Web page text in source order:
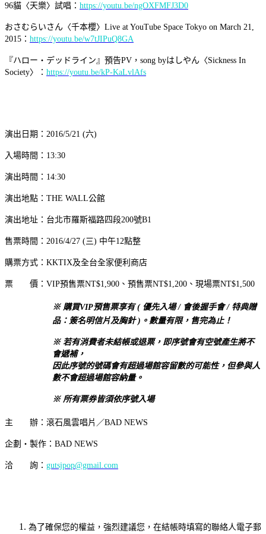
96貓〈天樂〉試唱： https://youtu.be/ngOXFMFJ3D0
おさむらいさん〈千本櫻〉Live at YouTube Space Tokyo on March 21,
2015： https://youtu.be/w7tJIPuQ8GA
『ハロー・デッドライン』預告PV，song byはしやん〈Sickness In
Society〉： https://youtu.be/kP-KaLvlAfs
演出日期：2016/5/21 (六)
入場時間：13:30
演出時間：14:30
演出地點：THE WALL公館
演出地址：台北市羅斯福路四段200號B1
售票時間：2016/4/27 (三) 中午12點整
購票方式：KKTIX及全台全家便利商店
票 價：VIP預售票NT$1,900、 預售票NT$1,200 、現場票NT$1,500
※ 購買VIP預售票享有 ( 優先入場 / 會後握手會 / 特典贈
品：簽名明信片及胸針 )。數量有限，售完為止！
※ 若有消費者未結帳或退票，即序號會有空號產生將不
會遞補，
因此序號的號碼會有超過場館容留數的可能性，但參與人
數不會超過場館容納量。
※ 所有票券皆須依序號入場
主 辦：滾石風雲唱片／BAD NEWS
企劃‧製作：BAD NEWS
洽 詢： gutsjpop@gmail.com
為了確保您的權益，強烈建議您，在結帳時填寫的聯絡人電子郵